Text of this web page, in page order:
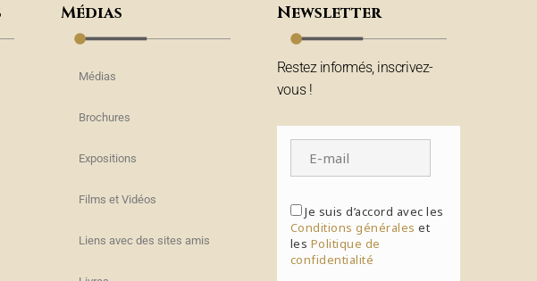
Médias
Médias
Brochures
Expositions
Films et Vidéos
Liens avec des sites amis
Newsletter
Restez informés, inscrivez-
vous !
Je suis d’accord avec les
Conditions générales et
les Politique de
confidentialité